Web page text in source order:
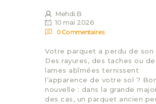
Mehdi.B
10 mai 2026
0 Commentaires
Votre parquet a perdu de son
Des rayures, des taches ou
lames abîmées ternissent
l’apparence de votre sol ?
nouvelle : dans la grande
des cas, un parquet ancien